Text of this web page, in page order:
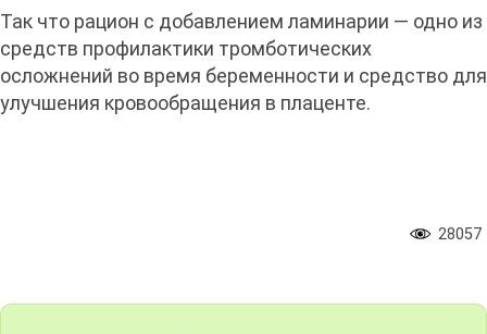
Так что рацион с добавлением ламинарии — одно из
средств профилактики тромботических
осложнений во время беременности и средство для
улучшения кровообращения в плаценте.
28057